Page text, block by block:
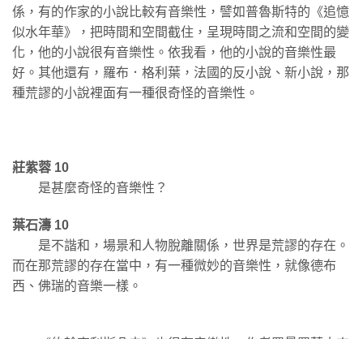
係，有的作家的小說比較有音樂性，譬如普魯斯特的《追憶
似水年華》，把時間和空間截住，呈現時間之流和空間的變
化，他的小說很有音樂性。依我看，他的小說的音樂性最
好。其他還有，羅布．格利葉，法國的反小說、新小說，那
種荒謬的小說裡面有一種很奇怪的音樂性。
莊紫蓉 10
是甚麼奇怪的音樂性？
葉石濤 10
是不諧和，場景和人物脫離關係，世界是荒謬的存在。
而在那荒謬的存在當中，有一種微妙的音樂性，就像德布
西、佛瑞的音樂一樣。